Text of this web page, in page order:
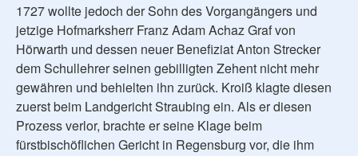
1727 wollte jedoch der Sohn des Vorgangängers und
jetzige Hofmarksherr Franz Adam Achaz Graf von
Hörwarth und dessen neuer Benefiziat Anton Strecker
dem Schullehrer seinen gebilligten Zehent nicht mehr
gewähren und behielten ihn zurück. Kroiß klagte diesen
zuerst beim Landgericht Straubing ein. Als er diesen
Prozess verlor, brachte er seine Klage beim
fürstbischöflichen Gericht in Regensburg vor, die ihm